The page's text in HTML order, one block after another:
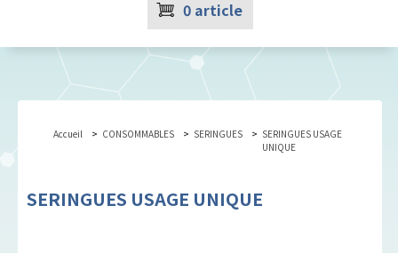
0 article
Accueil CONSOMMABLES SERINGUES
SERINGUES USAGE
UNIQUE
SERINGUES USAGE UNIQUE